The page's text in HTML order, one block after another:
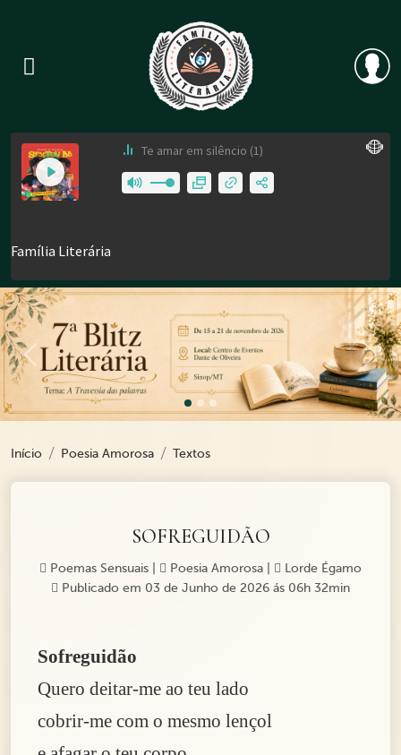
Previous
Início Poesia Amorosa Textos
SOFREGUIDÃO
Poemas Sensuais Poesia Amorosa
Lorde Égamo
Publicado em 03 de Junho de 2026 ás 06h 32min
Sofreguidão
Quero deitar-me ao teu lado
cobrir-me com o mesmo lençol